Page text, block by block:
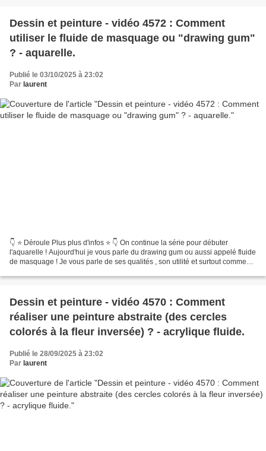
Dessin et peinture - vidéo 4572 : Comment
utiliser le fluide de masquage ou "drawing gum"
? - aquarelle.
Publié le 03/10/2025 à 23:02
Par laurent
👇 ⭐ Déroule Plus plus d'infos ⭐ 👇 On continue la série pour débuter
l'aquarelle ! Aujourd'hui je vous parle du drawing gum ou aussi appelé fluide
de masquage ! Je vous parle de ses qualités , son utilité et surtout comment
Dessin et peinture - vidéo 4570 : Comment
réaliser une peinture abstraite (des cercles
colorés à la fleur inversée) ? - acrylique fluide.
Publié le 28/09/2025 à 23:02
Par laurent